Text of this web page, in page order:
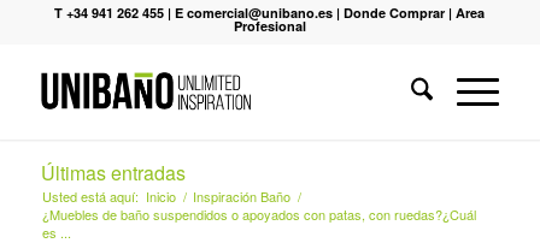
T +34 941 262 455 |E comercial@unibano.es |Donde Comprar |Area
Profesional
Últimas entradas
Usted está aquí: Inicio / Inspiración Baño /
¿Muebles de baño suspendidos o apoyados con patas, con ruedas?¿Cuál
es ...